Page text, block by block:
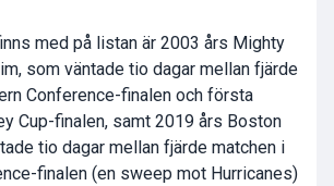
med på listan är 2003 års Mighty
som väntade tio dagar mellan fjärde
Conference-finalen och första
Cup-finalen, samt 2019 års Boston
tio dagar mellan fjärde matchen i
finalen (en sweep mot Hurricanes)